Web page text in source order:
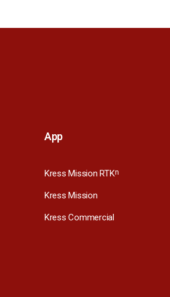
App
Kress Mission RTKn
Kress Mission
Kress Commercial